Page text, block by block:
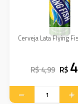
Cerveja Lata Flying
R$ 4,99 R$